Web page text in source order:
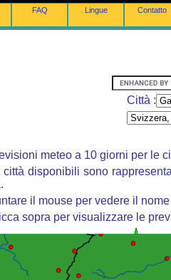
FAQ Lingue Contatto
Città :
meteo a 10 giorni per le
città disponibili sono
il mouse per vedere il
sopra per visualizzare le